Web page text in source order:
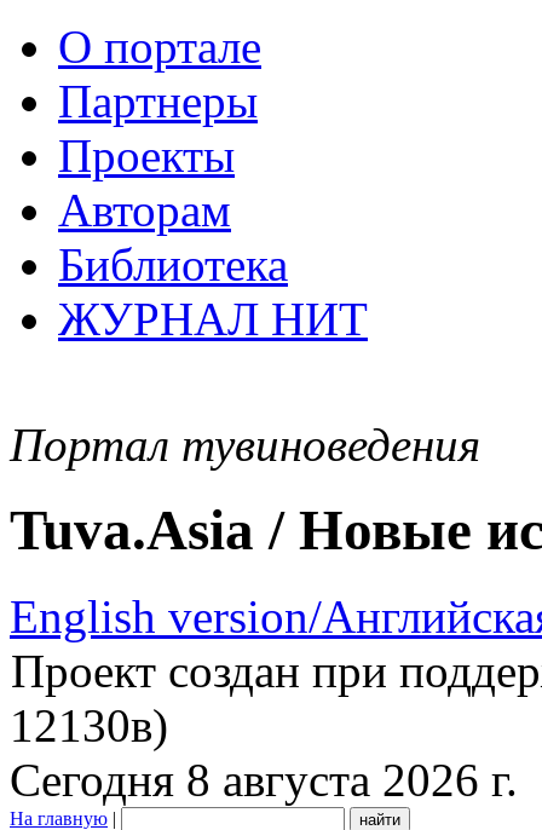
О портале
Партнеры
Проекты
Авторам
Библиотека
ЖУРНАЛ НИТ
Портал тувиноведения
Tuva.Asia / Новые
English version/
Проект создан при
12130в)
Сегодня 8 августа 2026 г.
На главную |